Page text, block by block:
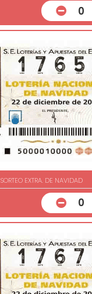
0
SORTEO EXTRA. DE NAVIDAD
0